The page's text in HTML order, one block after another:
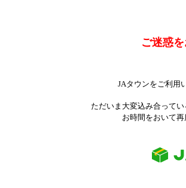
ご迷惑
JAタウンをご利用
ただいま大変込み合って
お時間をおいて